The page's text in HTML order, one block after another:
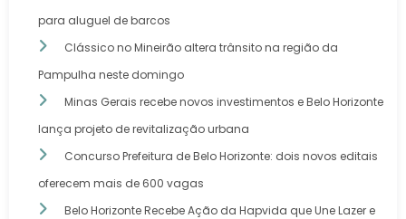
para aluguel de barcos
Clássico no Mineirão altera trânsito na região da
Pampulha neste domingo
Minas Gerais recebe novos investimentos e Belo Horizonte
lança projeto de revitalização urbana
Concurso Prefeitura de Belo Horizonte: dois novos editais
oferecem mais de 600 vagas
Belo Horizonte Recebe Ação da Hapvida que Une Lazer e